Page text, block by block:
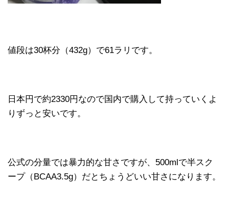
値段は30杯分（432g）で61ラリです。
日本円で約2330円なので国内で購入して持っていくよ
りずっと安いです。
公式の分量では暴力的な甘さですが、500mlで半スク
ープ（BCAA3.5g）だとちょうどいい甘さになります。